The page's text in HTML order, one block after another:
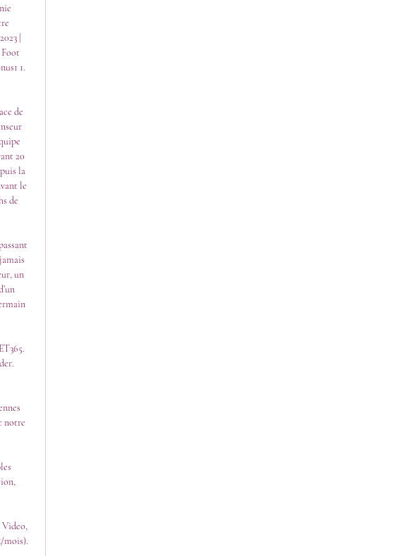
|
1.
de
20
la
le
de
un
notre
Video,
mois).